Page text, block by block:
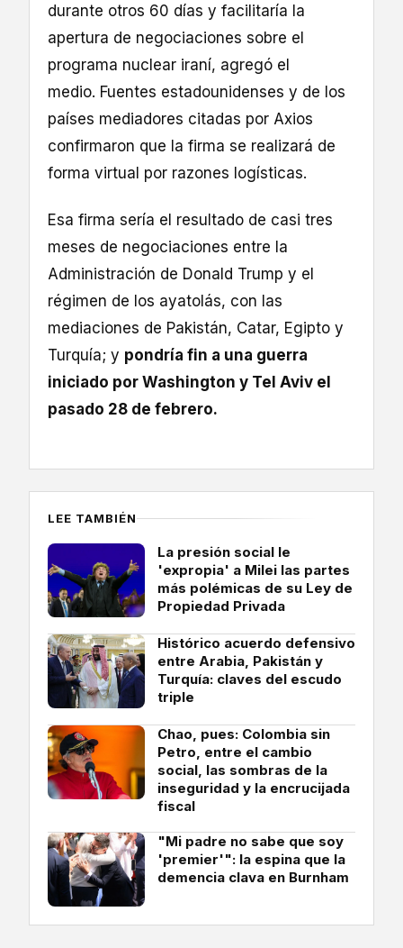
durante otros 60 días y facilitaría la
apertura de negociaciones sobre el
programa nuclear iraní, agregó el
medio. Fuentes estadounidenses y de los
países mediadores citadas por Axios
confirmaron que la firma se realizará de
forma virtual por razones logísticas.
Esa firma sería el resultado de casi tres
meses de negociaciones entre la
Administración de Donald Trump y el
régimen de los ayatolás, con las
mediaciones de Pakistán, Catar, Egipto y
Turquía; y pondría fin a una guerra
iniciado por Washington y Tel Aviv el
pasado 28 de febrero.
LEE TAMBIÉN
La presión social le
'expropia' a Milei las partes
más polémicas de su Ley de
Propiedad Privada
Histórico acuerdo defensivo
entre Arabia, Pakistán y
Turquía: claves del escudo
triple
Chao, pues: Colombia sin
Petro, entre el cambio
social, las sombras de la
inseguridad y la encrucijada
fiscal
"Mi padre no sabe que soy
'premier'": la espina que la
demencia clava en Burnham